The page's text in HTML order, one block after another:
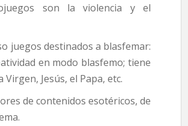
son la violencia y el
destinados a blasfemar:
en modo blasfemo; tiene
Jesús, el Papa, etc.
de contenidos esotéricos, de